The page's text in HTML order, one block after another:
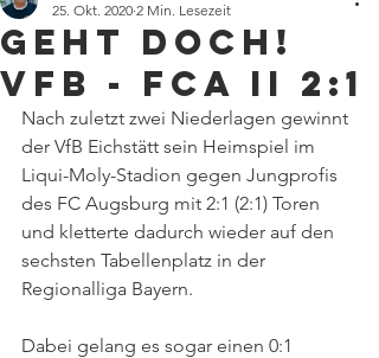
Geht doch!
VfB - FCA II 2:1
25. Okt. 2020 2 Min. Lesezeit
Nach zuletzt zwei Niederlagen gewinnt
der VfB Eichstätt sein Heimspiel im
Liqui-Moly-Stadion gegen Jungprofis
des FC Augsburg mit 2:1 (2:1) Toren
und kletterte dadurch wieder auf den
sechsten Tabellenplatz in der
Regionalliga Bayern.
Dabei gelang es sogar einen 0:1